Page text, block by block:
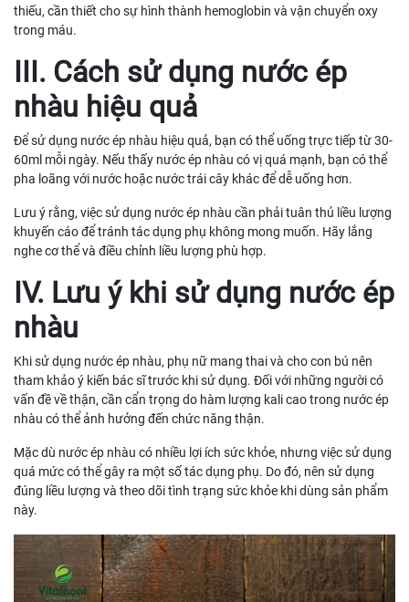
thiếu, cần thiết cho sự hình thành hemoglobin và vận chuyển oxy
trong máu.
III. Cách sử dụng nước ép
nhàu hiệu quả
Để sử dụng nước ép nhàu hiệu quả, bạn có thể uống trực tiếp từ 30-
60ml mỗi ngày. Nếu thấy nước ép nhàu có vị quá mạnh, bạn có thể
pha loãng với nước hoặc nước trái cây khác để dễ uống hơn.
Lưu ý rằng, việc sử dụng nước ép nhàu cần phải tuân thủ liều lượng
khuyến cáo để tránh tác dụng phụ không mong muốn. Hãy lắng
nghe cơ thể và điều chỉnh liều lượng phù hợp.
IV. Lưu ý khi sử dụng nước ép
nhàu
Khi sử dụng nước ép nhàu, phụ nữ mang thai và cho con bú nên
tham khảo ý kiến bác sĩ trước khi sử dụng. Đối với những người có
vấn đề về thận, cần cẩn trọng do hàm lượng kali cao trong nước ép
nhàu có thể ảnh hưởng đến chức năng thận.
Mặc dù nước ép nhàu có nhiều lợi ích sức khỏe, nhưng việc sử dụng
quá mức có thể gây ra một số tác dụng phụ. Do đó, nên sử dụng
đúng liều lượng và theo dõi tình trạng sức khỏe khi dùng sản phẩm
này.